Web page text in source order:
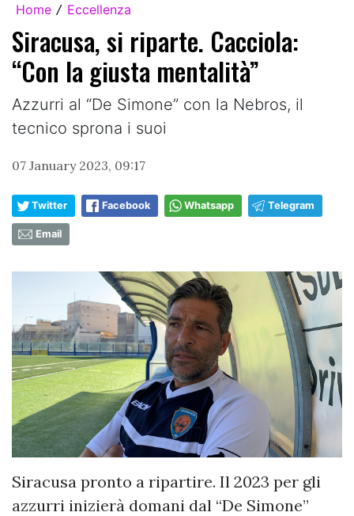
Home / Eccellenza
Siracusa, si riparte. Cacciola:
“Con la giusta mentalità”
Azzurri al “De Simone” con la Nebros, il
tecnico sprona i suoi
07 January 2023, 09:17
Twitter Facebook Whatsapp Telegram
Email
Siracusa pronto a ripartire. Il 2023 per gli
azzurri inizierà domani dal “De Simone”